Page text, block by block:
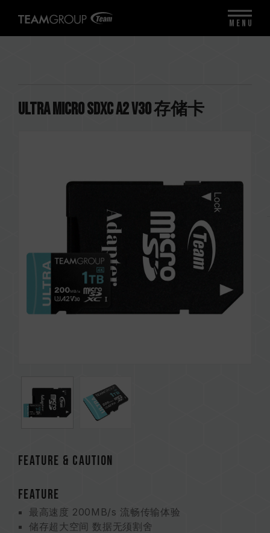
ULTRA Micro SDXC A2 V30 存储卡
Feature & CAUTION
FEATURE
最高速度 200MB/s 流畅传输体验
储存超大空间 数据无须割舍
MENU